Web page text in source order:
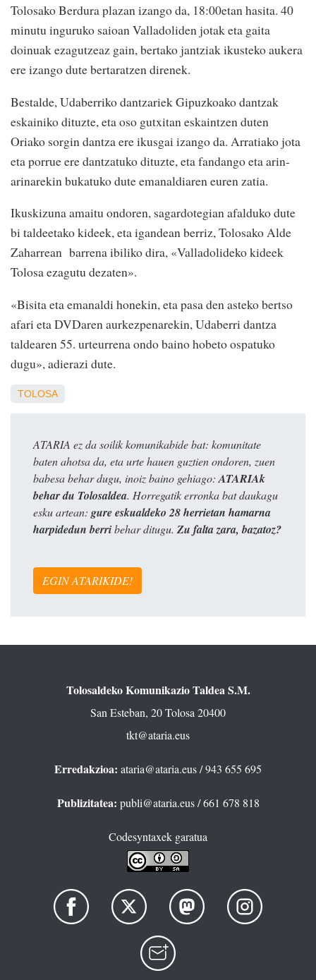
Tolosako Berdura plazan izango da, 18:00etan hasita. 40
minutu inguruko saioan Valladoliden jotak eta gaita
doinuak ezagutzeaz gain, bertako jantziak ikusteko aukera
ere izango dute bertaratzen direnek.
Bestalde, Udaberriko dantzariek Gipuzkoako dantzak
eskainiko dituzte, eta oso gutxitan eskaintzen duten
Oriako sorgin dantza ere ikusgai izango da. Arratiako jota
eta porrue ere dantzatuko dituzte, eta fandango eta arin-
arinarekin bukatuko dute emanaldiaren euren zatia.
Ikuskizuna amaitu ondoren, sagardotegian afalduko dute
bi taldeetako kideek, eta igandean berriz, Tolosako Alde
Zaharrean barrena ibiliko dira, «Valladolideko kideek
Tolosa ezagutu dezaten».
«Bisita eta emanaldi honekin, eta pasa den asteko bertso
afari eta DVDaren aurkezpenarekin, Udaberri dantza
taldearen 55. urteurrena ondo baino hobeto ospatuko
dugu», adierazi dute.
TOLOSA
ATARIA ez da soilik komunikabide bat: komunitate
baten ahotsa da, eta urte hauen guztien ondoren, zuen
babesa behar dugu, inoiz baino gehiago:ATARIAk
behar du Tolosaldea. Horregatik erronka bat daukagu
esku artean: gure eskualdeko 28 herrietan hamarna
harpidedun berribehar ditugu. Zu falta zara, bazatoz?
EGIN ATARIKIDE!
Tolosaldeko Komunikazio Taldea S.M.
San Esteban, 20 Tolosa 20400
tkt@ataria.eus
Erredakzioa: ataria@ataria.eus/ 943 655 695
Publizitatea: publi@ataria.eus/ 661 678 818
Codesyntaxek garatua